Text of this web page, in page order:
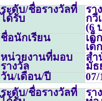
ระดับ/ชื่อรางวัลที่
ได้รับ
รา
กวี
(6
ชื่อนักเรียน
เด็
เด็
หน่วยงานที่มอบ
รางวัล
สำ
มัธ
วัน/เดือน/ปี
07/
ระดับ/ชื่อรางวัลที่
รา